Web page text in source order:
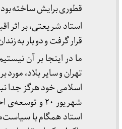
قطوری برایش ساخته
استاد شریعتی، بر اثر
قرار گرفت و دو بار به
ما در اینجا بر آن
تهران و سایر بلاد،
اسلامی خود هرگز جدا
شهریور ۲۰ و
استاد همگام با